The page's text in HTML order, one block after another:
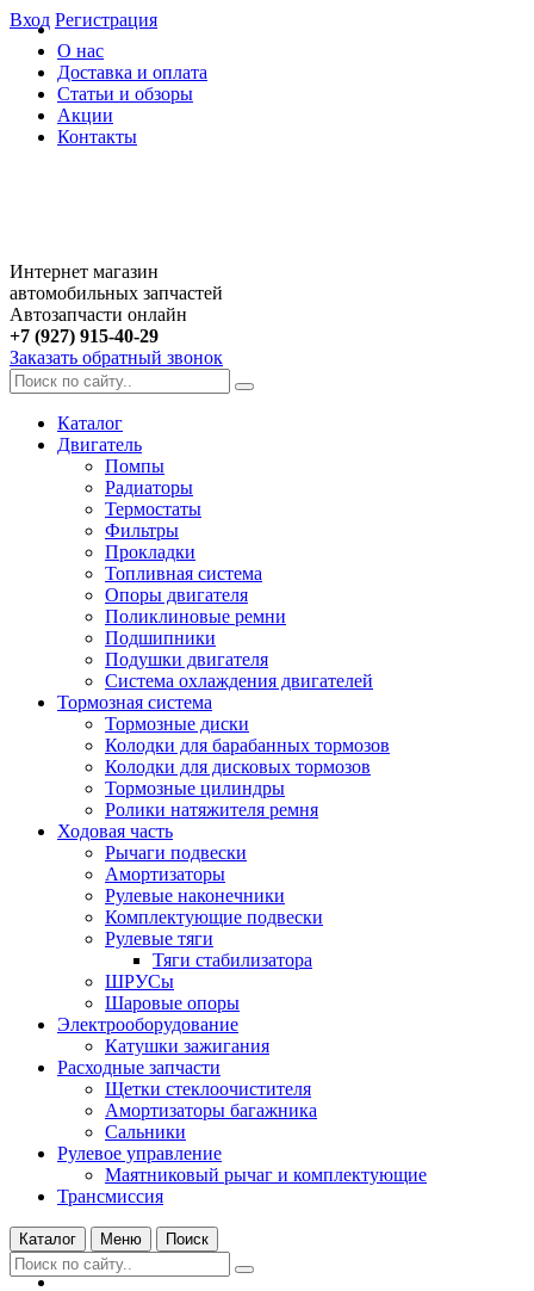
О нас
Доставка и оплата
Статьи и обзоры
Акции
Контакты
Вход Регистрация
Интернет магазин
автомобильных запчастей
Автозапчасти онлайн
+7 (927) 915-40-29
Заказать обратный звонок
Каталог
Двигатель
Помпы
Радиаторы
Термостаты
Фильтры
Прокладки
Топливная система
Опоры двигателя
Поликлиновые ремни
Подшипники
Подушки двигателя
Система охлаждения двигателей
Тормозная система
Тормозные диски
Колодки для барабанных тормозов
Колодки для дисковых тормозов
Тормозные цилиндры
Ролики натяжителя ремня
Ходовая часть
Рычаги подвески
Амортизаторы
Рулевые наконечники
Комплектующие подвески
Рулевые тяги
Тяги стабилизатора
ШРУСы
Шаровые опоры
Электрооборудование
Катушки зажигания
Расходные запчасти
Щетки стеклоочистителя
Амортизаторы багажника
Сальники
Рулевое управление
Маятниковый рычаг и комплектующие
Трансмиссия
Каталог Меню Поиск